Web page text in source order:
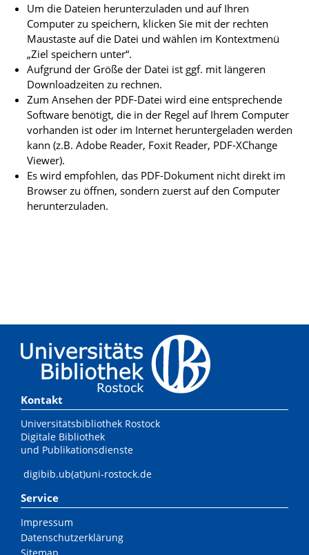
Um die Dateien herunterzuladen und auf Ihren
Computer zu speichern, klicken Sie mit der rechten
Maustaste auf die Datei und wählen im Kontextmenü
„Ziel speichern unter“.
Aufgrund der Größe der Datei ist ggf. mit längeren
Downloadzeiten zu rechnen.
Zum Ansehen der PDF-Datei wird eine entsprechende
Software benötigt, die in der Regel auf Ihrem Computer
vorhanden ist oder im Internet heruntergeladen werden
kann (z.B. Adobe Reader, Foxit Reader, PDF-XChange
Viewer).
Es wird empfohlen, das PDF-Dokument nicht direkt im
Browser zu öffnen, sondern zuerst auf den Computer
herunterzuladen.
Kontakt
Universitätsbibliothek Rostock
Digitale Bibliothek
und Publikationsdienste
digibib.ub(at)uni-rostock.de
Service
Impressum
Datenschutzerklärung